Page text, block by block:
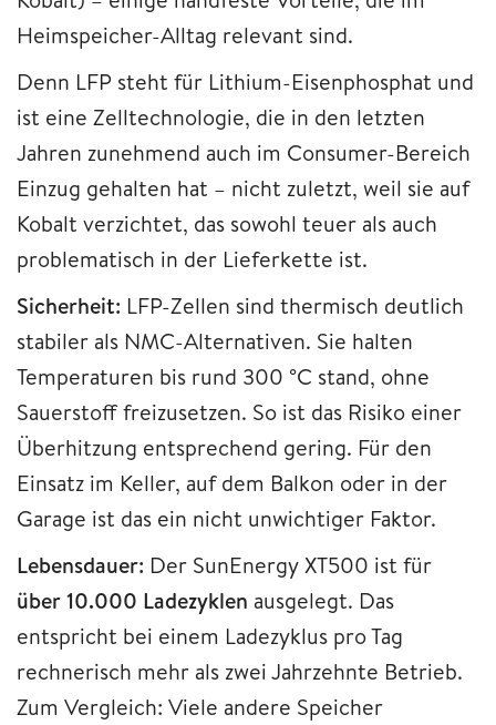
Heimspeicher-Alltag relevant sind.
Denn LFP steht für Lithium-Eisenphosphat und
ist eine Zelltechnologie, die in den letzten
Jahren zunehmend auch im Consumer-Bereich
Einzug gehalten hat – nicht zuletzt, weil sie auf
Kobalt verzichtet, das sowohl teuer als auch
problematisch in der Lieferkette ist.
Sicherheit: LFP-Zellen sind thermisch deutlich
stabiler als NMC-Alternativen. Sie halten
Temperaturen bis rund 300 °C stand, ohne
Sauerstoff freizusetzen. So ist das Risiko einer
Überhitzung entsprechend gering. Für den
Einsatz im Keller, auf dem Balkon oder in der
Garage ist das ein nicht unwichtiger Faktor.
Lebensdauer: Der SunEnergy XT500 ist für
über 10.000 Ladezyklen ausgelegt. Das
entspricht bei einem Ladezyklus pro Tag
rechnerisch mehr als zwei Jahrzehnte Betrieb.
Zum Vergleich: Viele andere Speicher